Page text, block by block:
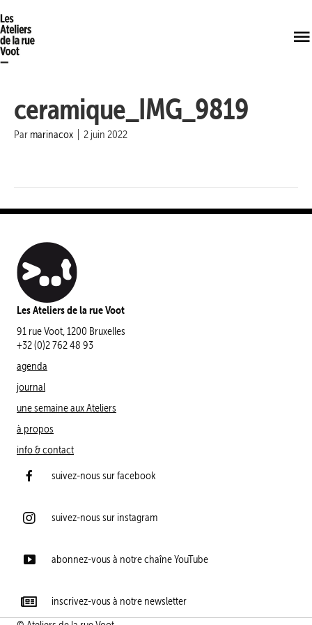
ceramique_IMG_9819
Par marinacox 2 juin 2022
Les Ateliers de la rue Voot
91 rue Voot, 1200 Bruxelles
+32 (0)2 762 48 93
agenda
journal
une semaine aux Ateliers
à propos
info & contact
suivez-nous sur facebook
suivez-nous sur instagram
abonnez-vous à notre chaîne YouTube
inscrivez-vous à notre newsletter